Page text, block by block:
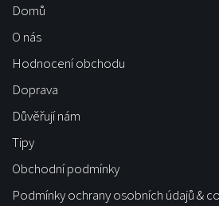
Domů
O nás
Hodnocení obchodu
Doprava
Důvěřují nám
Tipy
Obchodní podmínky
Podmínky ochrany osobních údajů &